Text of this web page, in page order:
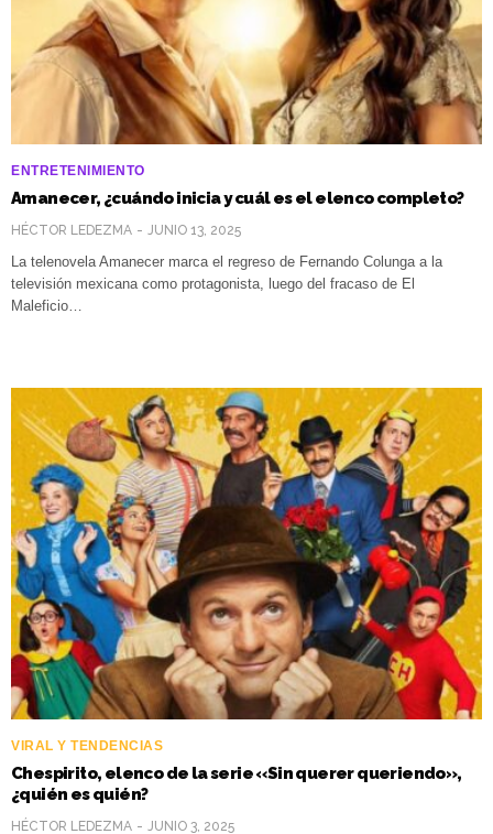
ENTRETENIMIENTO
Amanecer, ¿cuándo inicia y cuál es el elenco completo?
HÉCTOR LEDEZMA JUNIO 13, 2025
La telenovela Amanecer marca el regreso de Fernando Colunga a la
televisión mexicana como protagonista, luego del fracaso de El
Maleficio…
VIRAL Y TENDENCIAS
Chespirito, elenco de la serie «Sin querer queriendo»,
¿quién es quién?
HÉCTOR LEDEZMA JUNIO 3, 2025